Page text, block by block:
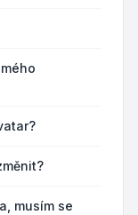
musím se